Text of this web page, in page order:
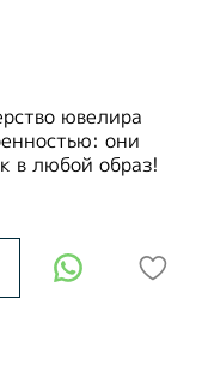
ювелира
они
в любой образ!